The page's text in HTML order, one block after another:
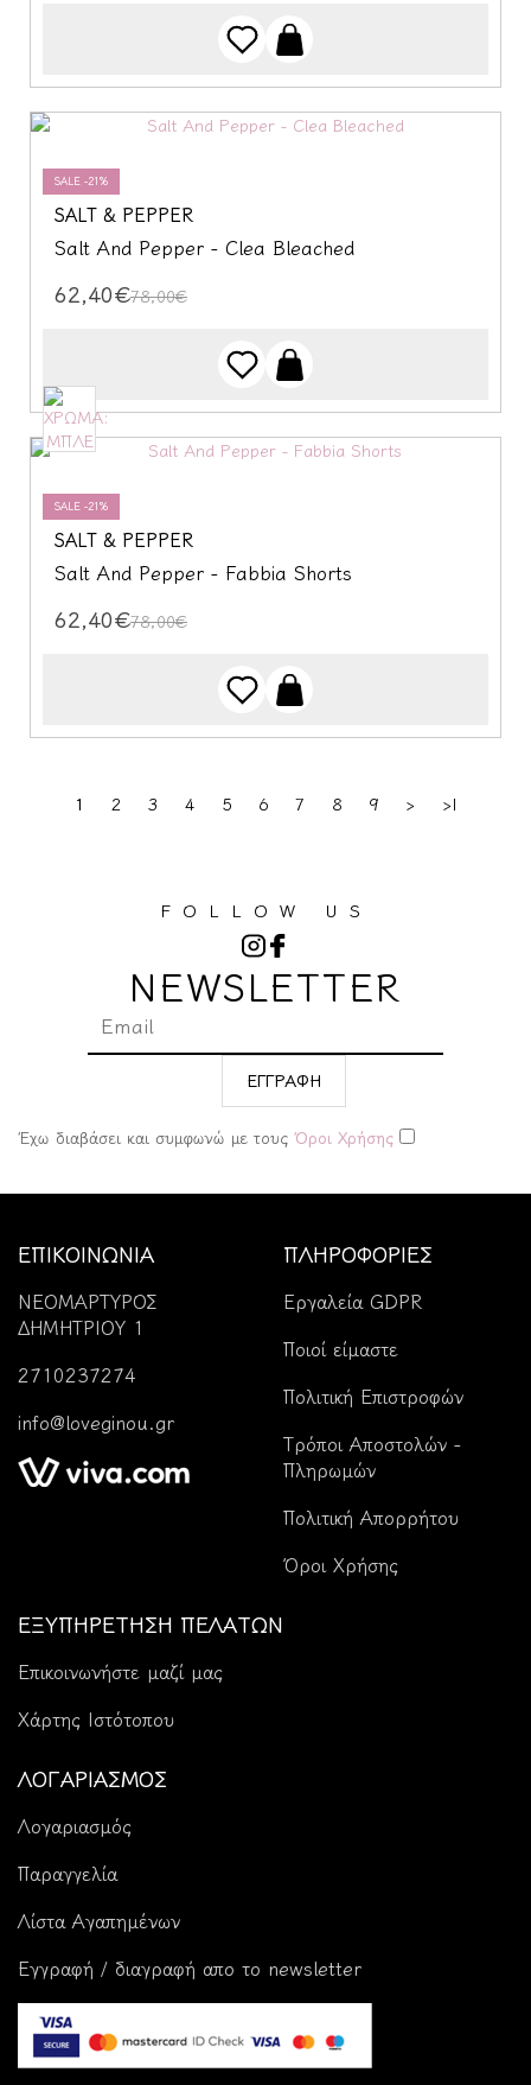
SALE -21%
SALT & PEPPER
Salt And Pepper - Clea Bleached
62,40€78,00€
SALE -21%
SALT & PEPPER
Salt And Pepper - Fabbia Shorts
62,40€78,00€
1 2 3 4 5 6 7 8 9 > >|
FOLLOW US
NEWSLETTER
ΕΓΓΡΑΦΗ
Έχω διαβάσει και συμφωνώ με τους Όροι Χρήσης
ΕΠΙΚΟΙΝΩΝΙΑ
ΝΕΟΜΑΡΤΥΡΟΣ
ΔΗΜΗΤΡΙΟΥ 1
2710237274
info@loveginou.gr
ΠΛΗΡΟΦΟΡΙΕΣ
Εργαλεία GDPR
Ποιοί είμαστε
Πολιτική Επιστροφών
Tρόποι Αποστολών -
Πληρωμών
Πολιτική Απορρήτου
Όροι Χρήσης
ΕΞΥΠΗΡΕΤΗΣΗ ΠΕΛΑΤΩΝ
Επικοινωνήστε μαζί μας
Χάρτης Ιστότοπου
ΛΟΓΑΡΙΑΣΜΟΣ
Λογαριασμός
Παραγγελία
Λίστα Αγαπημένων
Εγγραφή / διαγραφή απο το newsletter